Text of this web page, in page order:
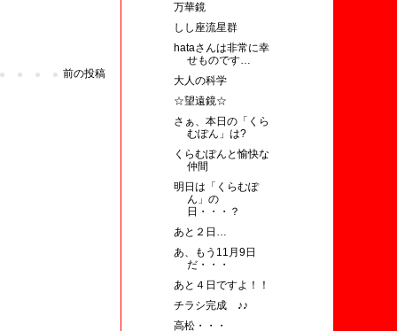
前の投稿
万華鏡
しし座流星群
hataさんは非常に幸
せものです…
大人の科学
☆望遠鏡☆
さぁ、本日の「くら
むぽん」は?
くらむぽんと愉快な
仲間
明日は「くらむぽ
ん」の
日・・・？
あと２日…
あ、もう11月9日
だ・・・
あと４日ですよ！！
チラシ完成 ♪♪
高松・・・